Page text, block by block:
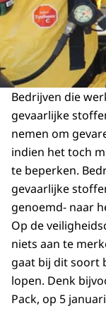
Bedrijven die
gevaarlijke
nemen om
indien het toch
te beperken.
gevaarlijke
genoemd- naar
Op de
niets aan te
gaat bij dit soort
lopen. Denk
Pack, op 5